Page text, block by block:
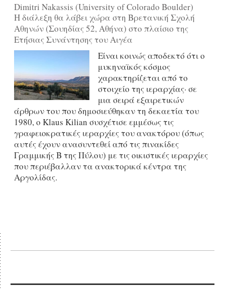
Dimitri Nakassis (University of Colorado Boulder)
Η διάλεξη θα λάβει χώρα στη Βρετανική Σχολή
Αθηνών (Σουηδίας 52, Αθήνα) στο πλαίσιο της
Ετήσιας Συνάντησης του Αιγέα
Είναι κοινώς αποδεκτό ότι ο
μυκηναϊκός κόσμος
χαρακτηρίζεται από το
στοιχείο της ιεραρχίας· σε
μια σειρά εξαιρετικών
άρθρων του που δημοσιεύθηκαν τη δεκαετία του
1980, ο Klaus Kilian συσχέτισε εμμέσως τις
γραφειοκρατικές ιεραρχίες του ανακτόρου (όπως
αυτές έχουν ανασυντεθεί από τις πινακίδες
Γραμμικής Β της Πύλου) με τις οικιστικές ιεραρχίες
που περιέβαλλαν τα ανακτορικά κέντρα της
Αργολίδας.